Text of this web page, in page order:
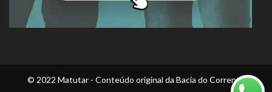
© 2022 Matutar - Conteúdo original da Bacia do Corrente